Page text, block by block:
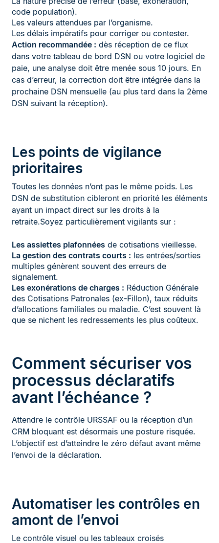
code population).
Les valeurs attendues par l’organisme.
Les délais impératifs pour corriger ou contester.
Action recommandée : dès réception de ce flux
dans votre tableau de bord DSN ou votre logiciel de
paie, une analyse doit être menée sous 10 jours. En
cas d’erreur, la correction doit être intégrée dans la
prochaine DSN mensuelle (au plus tard dans la 2ème
DSN suivant la réception).
Les points de vigilance
prioritaires
Toutes les données n’ont pas le même poids. Les
DSN de substitution cibleront en priorité les éléments
ayant un impact direct sur les droits à la
retraite.Soyez particulièrement vigilants sur :
Les assiettes plafonnées de cotisations vieillesse.
La gestion des contrats courts : les entrées/sorties
multiples génèrent souvent des erreurs de
signalement.
Les exonérations de charges : Réduction Générale
des Cotisations Patronales (ex-Fillon), taux réduits
d’allocations familiales ou maladie. C’est souvent là
que se nichent les redressements les plus coûteux.
Comment sécuriser vos
processus déclaratifs
avant l’échéance ?
Attendre le contrôle URSSAF ou la réception d’un
CRM bloquant est désormais une posture risquée.
L’objectif est d’atteindre le zéro défaut avant même
l’envoi de la déclaration.
Automatiser les contrôles en
amont de l’envoi
Le contrôle visuel ou les tableaux croisés